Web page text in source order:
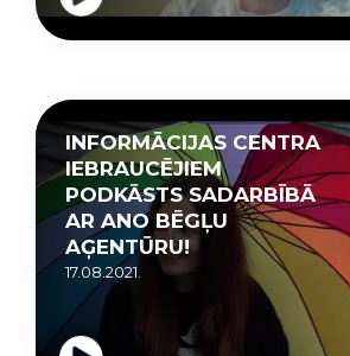
INFORMĀCIJAS CENTRA
IEBRAUCĒJIEM
PODKĀSTS SADARBĪBĀ
AR ANO BĒGĻU
AĢENTŪRU!
17.08.2021.